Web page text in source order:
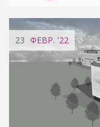
23 ФЕВР. '22